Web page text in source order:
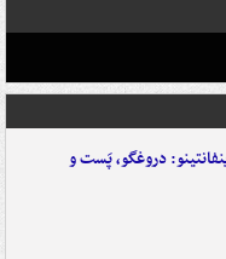
دروغگو، پَست‌ و